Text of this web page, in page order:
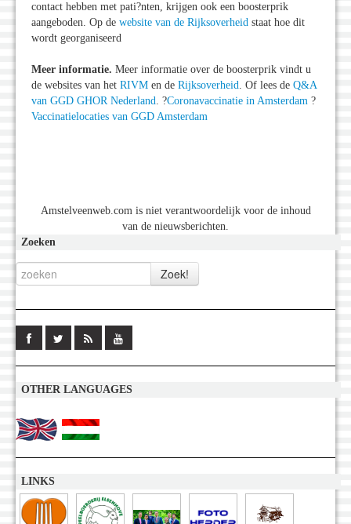
contact hebben met pati?nten, krijgen ook een boosterprik
aangeboden. Op de website van de Rijksoverheid staat hoe dit
wordt georganiseerd
Meer informatie. Meer informatie over de boosterprik vindt u
de websites van het RIVM en de Rijksoverheid. Of lees de Q&A
van GGD GHOR Nederland. ?Coronavaccinatie in Amsterdam ?
Vaccinatielocaties van GGD Amsterdam
Amstelveenweb.com is niet verantwoordelijk voor de inhoud
van de nieuwsberichten.
Zoeken
OTHER LANGUAGES
LINKS